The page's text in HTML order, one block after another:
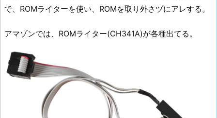
で、ROMライターを使い、ROMを取り外さヅにアレする。
アマゾンでは、ROMライター(CH341A)が各種出てる。